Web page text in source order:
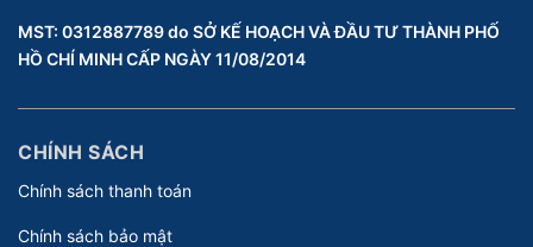
MST: 0312887789 do SỞ KẾ HOẠCH VÀ ĐẦU TƯ THÀNH PHỐ
HỒ CHÍ MINH CẤP NGÀY 11/08/2014
CHÍNH SÁCH
Chính sách thanh toán
Chính sách bảo mật